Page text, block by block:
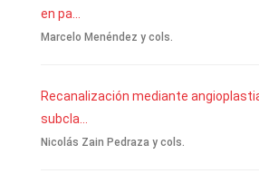
en pa...
Marcelo Menéndez y cols.
Recanalización mediante
subcla...
Nicolás Zain Pedraza y cols.